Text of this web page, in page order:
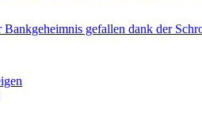
Bankgeheimnis gefallen dank der